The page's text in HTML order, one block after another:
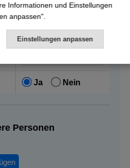
Ja Nein
Personen
Informationen und Einstellungen
anpassen".
Einstellungen anpassen